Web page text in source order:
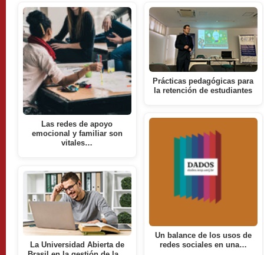
Las redes de apoyo
emocional y familiar son
vitales…
La Universidad Abierta de
Prácticas pedagógicas para
la retención de estudiantes
Un balance de los usos de
redes sociales en una…